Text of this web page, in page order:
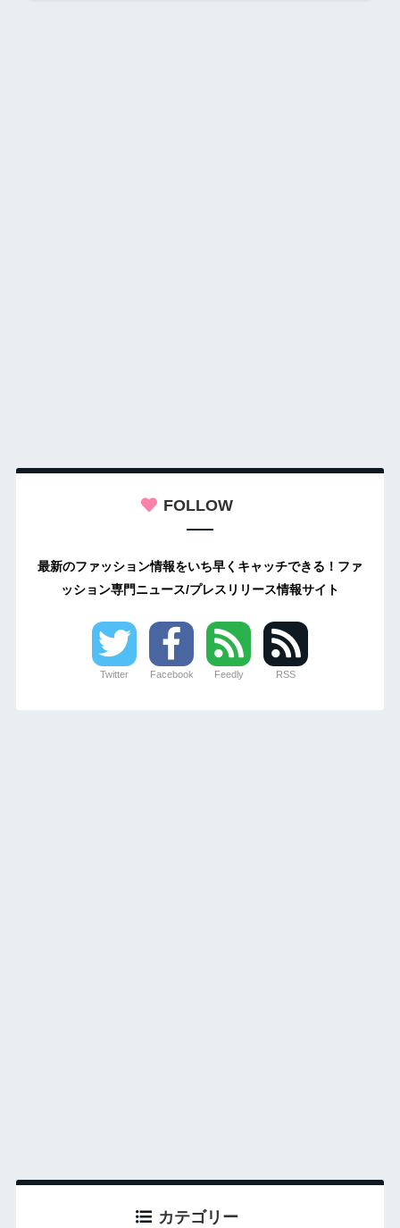
FOLLOW
最新のファッション情報をいち早くキャッチできる！ファ
ッション専門ニュース/プレスリリース情報サイト
Twitter Facebook Feedly RSS
カテゴリー